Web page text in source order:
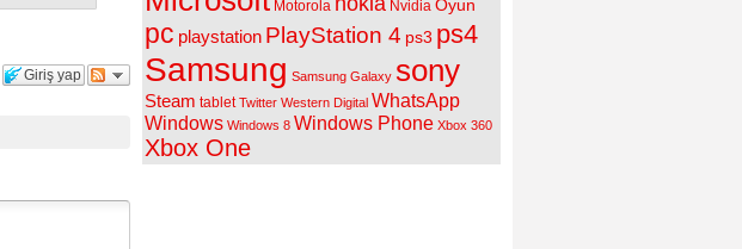
Giriş yap
Motorola Nvidia Oyun
pc playstation PlayStation 4 ps3 ps4
Samsung Samsung Galaxy sony
Steam tablet Twitter Western Digital WhatsApp
Windows Windows 8 Windows Phone Xbox 360
Xbox One